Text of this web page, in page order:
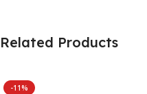
Related Products
-11%